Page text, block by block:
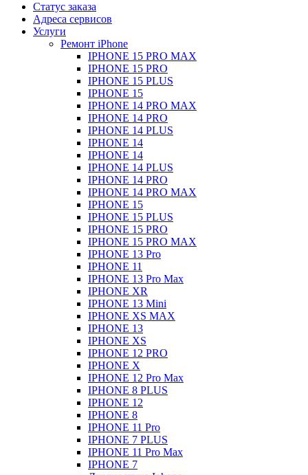
Статус заказа
Адреса сервисов
Услуги
Ремонт iPhone
IPHONE 15 PRO MAX
IPHONE 15 PRO
IPHONE 15 PLUS
IPHONE 15
IPHONE 14 PRO MAX
IPHONE 14 PRO
IPHONE 14 PLUS
IPHONE 14
IPHONE 14
IPHONE 14 PLUS
IPHONE 14 PRO
IPHONE 14 PRO MAX
IPHONE 15
IPHONE 15 PLUS
IPHONE 15 PRO
IPHONE 15 PRO MAX
IPHONE 13 Pro
IPHONE 11
IPHONE 13 Pro Max
IPHONE XR
IPHONE 13 Mini
IPHONE XS MAX
IPHONE 13
IPHONE XS
IPHONE 12 PRO
IPHONE X
IPHONE 12 Pro Max
IPHONE 8 PLUS
IPHONE 12
IPHONE 8
IPHONE 11 Pro
IPHONE 7 PLUS
IPHONE 11 Pro Max
IPHONE 7